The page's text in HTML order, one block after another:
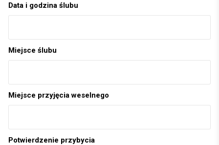
Data i godzina ślubu
Miejsce ślubu
Miejsce przyjęcia weselnego
Potwierdzenie przybycia